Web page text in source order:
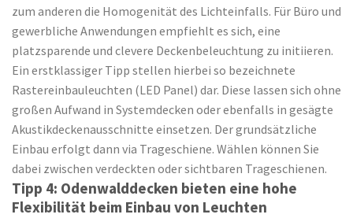
zum anderen die Homogenität des Lichteinfalls. Für Büro und
gewerbliche Anwendungen empfiehlt es sich, eine
platzsparende und clevere Deckenbeleuchtung zu initiieren.
Ein erstklassiger Tipp stellen hierbei so bezeichnete
Rastereinbauleuchten (LED Panel) dar. Diese lassen sich ohne
großen Aufwand in Systemdecken oder ebenfalls in gesägte
Akustikdeckenausschnitte einsetzen. Der grundsätzliche
Einbau erfolgt dann via Trageschiene. Wählen können Sie
dabei zwischen verdeckten oder sichtbaren Trageschienen.
Tipp 4: Odenwalddecken bieten eine hohe
Flexibilität beim Einbau von Leuchten